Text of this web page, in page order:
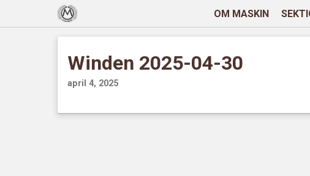
OM MASKIN
Winden 2025-04-30
april 4, 2025